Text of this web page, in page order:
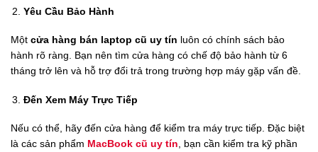
Yêu Cầu Bảo Hành
Một cửa hàng bán laptop cũ uy tín luôn có chính sách bảo
hành rõ ràng. Bạn nên tìm cửa hàng có chế độ bảo hành từ 6
tháng trở lên và hỗ trợ đổi trả trong trường hợp máy gặp vấn đề.
Đến Xem Máy Trực Tiếp
Nếu có thể, hãy đến cửa hàng để kiểm tra máy trực tiếp. Đặc biệt
là các sản phẩm MacBook cũ uy tín , bạn cần kiểm tra kỹ phần